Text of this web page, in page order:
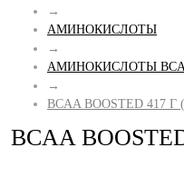
→
АМИНОКИСЛОТЫ
→
АМИНОКИСЛОТЫ
→
BCAA BOOSTED 417 Г
BCAA